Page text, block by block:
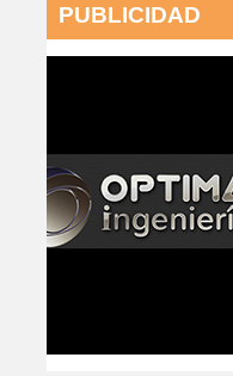
PUBLICIDAD